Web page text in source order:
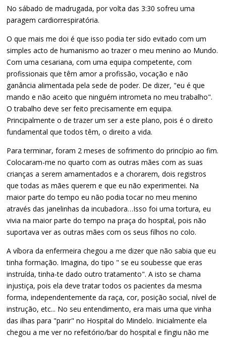
No sábado de madrugada, por volta das 3:30 sofreu uma
paragem cardiorrespiratória.
O que mais me doi é que isso podia ter sido evitado com um
simples acto de humanismo ao trazer o meu menino ao Mundo.
Com uma cesariana, com uma equipa competente, com
profissionais que têm amor a profissão, vocação e não
ganância alimentada pela sede de poder. De dizer, "eu é que
mando e não aceito que ninguém intrometa no meu trabalho".
O trabalho deve ser feito precisamente em equipa.
Principalmente o de trazer um ser a este plano, pois é o direito
fundamental que todos têm, o direito a vida.
Para terminar, foram 2 meses de sofrimento do princípio ao fim.
Colocaram-me no quarto com as outras mães com as suas
crianças a serem amamentados e a chorarem, dois registros
que todas as mães querem e que eu não experimentei. Na
maior parte do tempo eu não podia tocar no meu menino
através das janelinhas da incubadora…Isso foi uma tortura, eu
vivia na maior parte do tempo na praça do hospital, pois não
suportava ver as outras mães com os seus filhos no colo.
A víbora da enfermeira chegou a me dizer que não sabia que eu
tinha formação. Imagina, do tipo " se eu soubesse que eras
instruída, tinha-te dado outro tratamento". A isto se chama
injustiça, pois ela deve tratar todos os pacientes da mesma
forma, independentemente da raça, cor, posição social, nível de
instrução, etc... No seu entendimento, era mais uma que vinha
das ilhas para "parir" no Hospital do Mindelo. Inicialmente ela
chegou a me ver no refeitório/bar do hospital e fingiu não me